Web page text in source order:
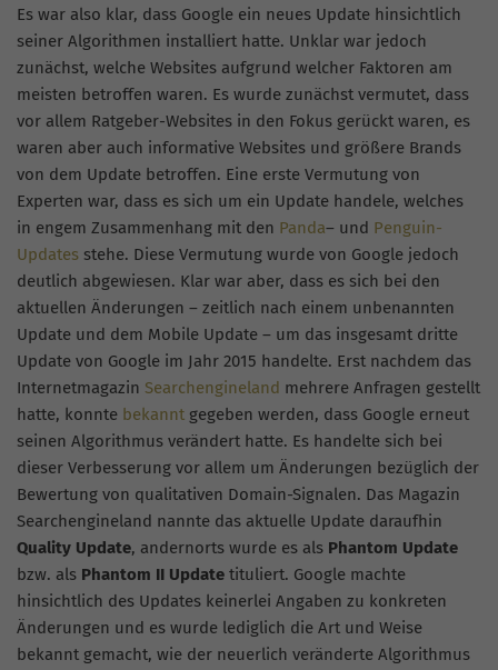
Es war also klar, dass Google ein neues Update hinsichtlich
seiner Algorithmen installiert hatte. Unklar war jedoch
zunächst, welche Websites aufgrund welcher Faktoren am
meisten betroffen waren. Es wurde zunächst vermutet, dass
vor allem Ratgeber-Websites in den Fokus gerückt waren, es
waren aber auch informative Websites und größere Brands
von dem Update betroffen. Eine erste Vermutung von
Experten war, dass es sich um ein Update handele, welches
in engem Zusammenhang mit den Panda– und Penguin-
Updates stehe. Diese Vermutung wurde von Google jedoch
deutlich abgewiesen. Klar war aber, dass es sich bei den
aktuellen Änderungen – zeitlich nach einem unbenannten
Update und dem Mobile Update – um das insgesamt dritte
Update von Google im Jahr 2015 handelte. Erst nachdem das
Internetmagazin Searchengineland mehrere Anfragen gestellt
hatte, konnte bekannt gegeben werden, dass Google erneut
seinen Algorithmus verändert hatte. Es handelte sich bei
dieser Verbesserung vor allem um Änderungen bezüglich der
Bewertung von qualitativen Domain-Signalen. Das Magazin
Searchengineland nannte das aktuelle Update daraufhin
Quality Update, andernorts wurde es als Phantom Update
bzw. als Phantom II Update tituliert. Google machte
hinsichtlich des Updates keinerlei Angaben zu konkreten
Änderungen und es wurde lediglich die Art und Weise
bekannt gemacht, wie der neuerlich veränderte Algorithmus